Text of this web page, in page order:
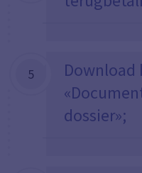
5
dossier»;